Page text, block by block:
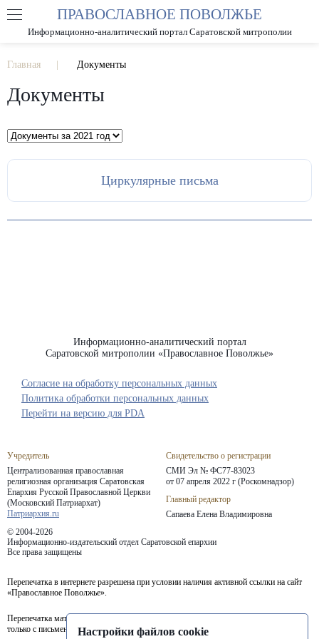
РАЗМЕР ШРИФТА А А
ПРАВОСЛАВНОЕ ПОВОЛЖЬЕ
Информационно-аналитический портал Саратовской митрополии
Главная Документы
Документы
Циркулярные письма
Информационно-аналитический портал
Саратовской митрополии «Православное Поволжье»
Учредитель
Централизованная православная
религиозная организация Саратовская
Епархия Русской Православной Церкви
(Московский Патриархат)
Патриархия.ru
Свидетельство о регистрации
СМИ Эл № ФС77-83023
от 07 апреля 2022 г (Роскомнадзор)
Главный редактор
Сапаева Елена Владимировна
© 2004-2026
Информационно-издательский отдел Саратовской епархии
Все права защищены
Согласие на обработку персональных данных
Политика обработки персональных данных
Перепечатка в интернете разрешена при условии наличия активной ссылки на сайт
«Православное Поволжье».
Перепечатка материалов портала в печатных изданиях (книгах, прессе) возможна
только с письменного разрешения редакции.
Перейти на версию для PDA
Настройки файлов cookie